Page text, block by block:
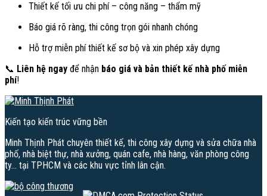
Thiết kế tối ưu chi phí – công năng – thẩm mỹ
Báo giá rõ ràng, thi công trọn gói nhanh chóng
Hỗ trợ miễn phí thiết kế sơ bộ và xin phép xây dựng
📞 Liên hệ ngay để nhận báo giá và bản thiết kế nhà phố miễn
phí!
Kiến tạo kiến trúc vững bền
Minh Thịnh Phát chuyên thiết kế, thi công xây dựng và sửa chữa nhà
phố, nhà biệt thự, nhà xưởng, quán cafe, nhà hàng, văn phòng công
ty… tại TPHCM và các khu vực tỉnh lân cận.